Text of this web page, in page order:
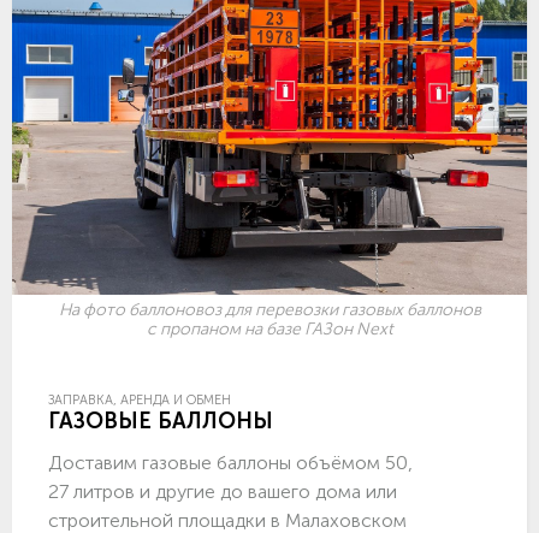
На фото баллоновоз для перевозки газовых баллонов
с пропаном на базе ГАЗон Next
ЗАПРАВКА, АРЕНДА И ОБМЕН
ГАЗОВЫЕ БАЛЛОНЫ
Доставим газовые баллоны объёмом 50,
27 литров и другие до вашего дома или
строительной площадки в Малаховском